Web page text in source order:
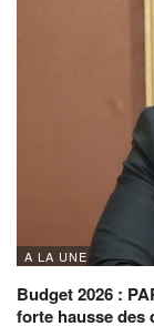
A LA UNE
Budget 2026 :
forte hausse des